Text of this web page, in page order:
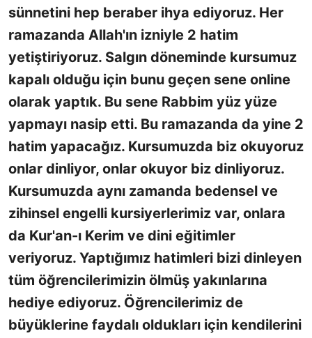
sünnetini hep beraber ihya ediyoruz. Her
ramazanda Allah'ın izniyle 2 hatim
yetiştiriyoruz. Salgın döneminde kursumuz
kapalı olduğu için bunu geçen sene online
olarak yaptık. Bu sene Rabbim yüz yüze
yapmayı nasip etti. Bu ramazanda da yine 2
hatim yapacağız. Kursumuzda biz okuyoruz
onlar dinliyor, onlar okuyor biz dinliyoruz.
Kursumuzda aynı zamanda bedensel ve
zihinsel engelli kursiyerlerimiz var, onlara
da Kur'an-ı Kerim ve dini eğitimler
veriyoruz. Yaptığımız hatimleri bizi dinleyen
tüm öğrencilerimizin ölmüş yakınlarına
hediye ediyoruz. Öğrencilerimiz de
büyüklerine faydalı oldukları için kendilerini